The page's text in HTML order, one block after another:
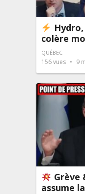
colère
QUÉBEC
156vues 9
Grève
assume